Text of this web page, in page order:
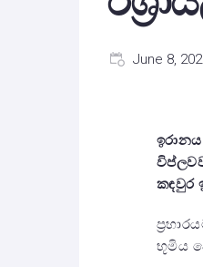
June 8,
කඳවුර
භූමිය